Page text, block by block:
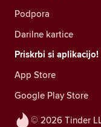
© 2026 Tinder
Podpora
Darilne kartice
Priskrbi si aplikacijo!
App Store
Google Play Store